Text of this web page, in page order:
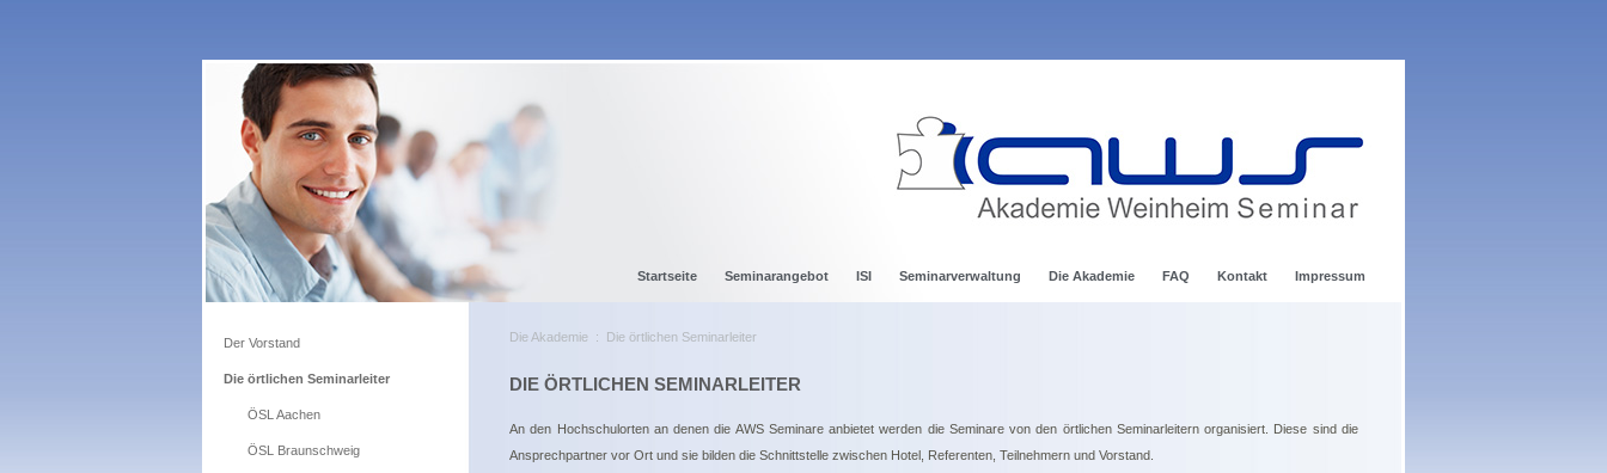
Startseite Seminarangebot ISI Seminarverwaltung Die Akademie FAQ Kontakt Impressum
Der Vorstand
Die örtlichen Seminarleiter
ÖSL Aachen
ÖSL Braunschweig
Die Akademie : Die örtlichen Seminarleiter
DIE ÖRTLICHEN SEMINARLEITER
An den Hochschulorten an denen die AWS Seminare anbietet werden die Seminare von den örtlichen Seminarleitern organisiert. Diese sind die
Ansprechpartner vor Ort und sie bilden die Schnittstelle zwischen Hotel, Referenten, Teilnehmern und Vorstand.